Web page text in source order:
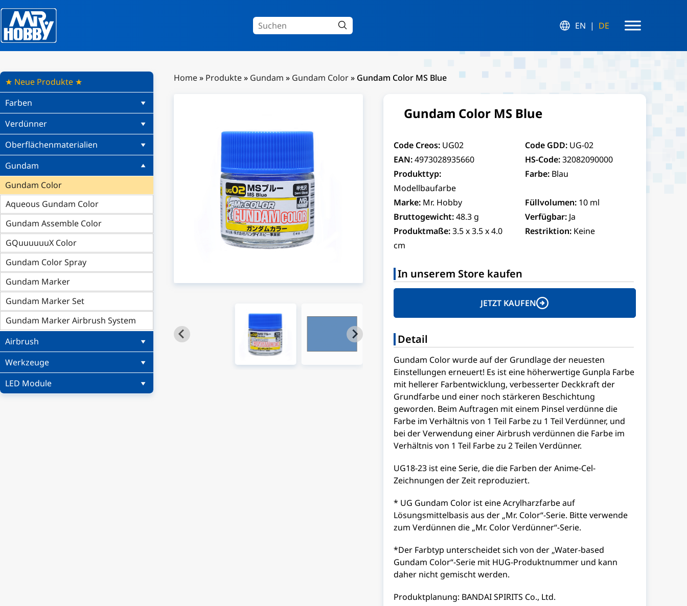
EN DE
★ Neue Produkte ★
Farben
Verdünner
Oberflächenmaterialien
Gundam
Gundam Color
Aqueous Gundam Color
Gundam Assemble Color
GQuuuuuuX Color
Gundam Color Spray
Gundam Marker
Gundam Marker Set
Gundam Marker Airbrush System
Airbrush
Werkzeuge
LED Module
Home» Produkte» Gundam » Gundam Color» Gundam Color MS Blue
Gundam Color MS Blue
Code Creos: UG02 Code GDD: UG-02
EAN: 4973028935660 HS-Code:32082090000
Produkttyp:
Modellbaufarbe
Farbe: Blau
Marke: Mr. Hobby Füllvolumen: 10 ml
Bruttogewicht: 48.3 g Verfügbar: Ja
Produktmaße: 3.5 x 3.5 x 4.0
cm
Restriktion: Keine
In unserem Store kaufen
JETZT KAUFEN
Detail
Gundam Color wurde auf der Grundlage der neuesten
Einstellungen erneuert! Es ist eine höherwertige Gunpla Farbe
mit hellerer Farbentwicklung, verbesserter Deckkraft der
Grundfarbe und einer noch stärkeren Beschichtung
geworden. Beim Auftragen mit einem Pinsel verdünne die
Farbe im Verhältnis von 1 Teil Farbe zu 1 Teil Verdünner, und
bei der Verwendung einer Airbrush verdünnen die Farbe im
Verhältnis von 1 Teil Farbe zu 2 Teilen Verdünner.
UG18-23 ist eine Serie, die die Farben der Anime-Cel-
Zeichnungen der Zeit reproduziert.
* UG Gundam Color ist eine Acrylharzfarbe auf
Lösungsmittelbasis aus der „Mr. Color“-Serie. Bitte verwende
zum Verdünnen die „Mr. Color Verdünner“-Serie.
*Der Farbtyp unterscheidet sich von der „Water-based
Gundam Color“-Serie mit HUG-Produktnummer und kann
daher nicht gemischt werden.
Produktplanung: BANDAI SPIRITS Co., Ltd.